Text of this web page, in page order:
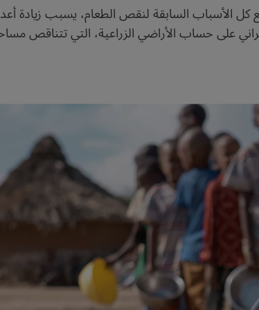
كل الأسباب السابقة لنقص الطعام، يسبب زيادة
على حساب الأراضي الزراعية، التي تتناقص